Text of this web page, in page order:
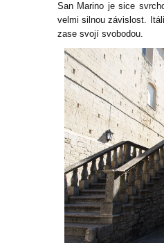
San Marino je sice
velmi silnou závislost.
zase svojí svobodou.